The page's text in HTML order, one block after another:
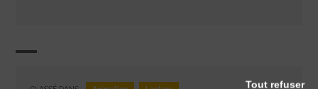
Tout refuser